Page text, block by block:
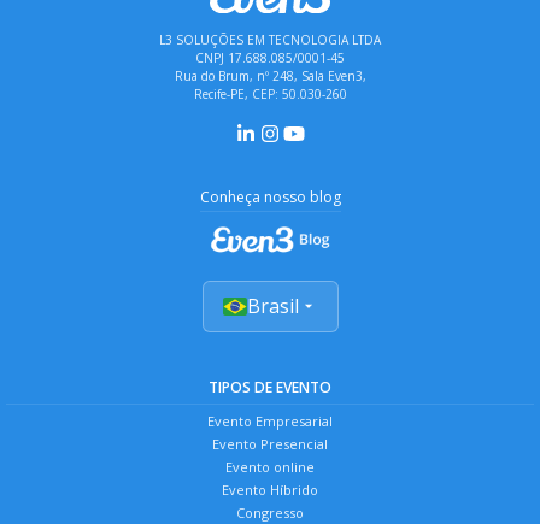
L3 SOLUÇÕES EM TECNOLOGIA LTDA
CNPJ 17.688.085/0001-45
Rua do Brum, nº 248, Sala Even3,
Recife-PE, CEP: 50.030-260
Conheça nosso blog
Brasil
TIPOS DE EVENTO
Evento Empresarial
Evento Presencial
Evento online
Evento Híbrido
Congresso